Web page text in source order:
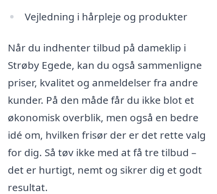
Vejledning i hårpleje og produkter
Når du indhenter tilbud på dameklip i
Strøby Egede, kan du også sammenligne
priser, kvalitet og anmeldelser fra andre
kunder. På den måde får du ikke blot et
økonomisk overblik, men også en bedre
idé om, hvilken frisør der er det rette valg
for dig. Så tøv ikke med at få tre tilbud –
det er hurtigt, nemt og sikrer dig et godt
resultat.